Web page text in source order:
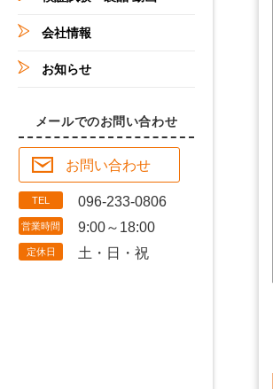
会社情報
お知らせ
メールでのお問い合わせ
お問い合わせ
TEL 096-233-0806
営業時間 9:00～18:00
定休日 土・日・祝